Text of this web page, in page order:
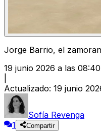
Jorge Barrio, el
19 junio 2026 a las 08:40
Actualizado: 19 junio
Sofía Revenga
1
Compartir